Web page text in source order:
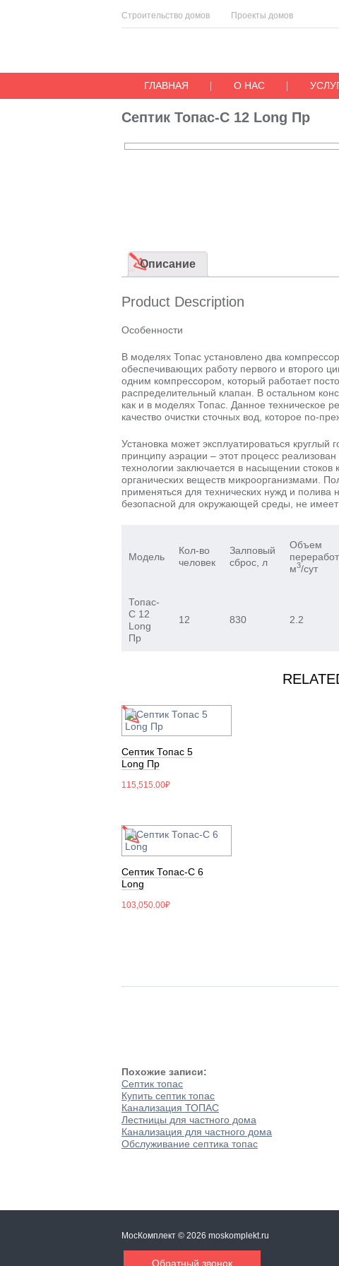
ГЛАВНАЯ О НАС
Строительство домов Проекты домов
Септик Топас-С 12 Long Пр
Описание
Product Description
Особенности
В моделях Топас установлено два
обеспечивающих работу первого и второго
одним компрессором, который работает
распределительный клапан. В остальном
как и в моделях Топас. Данное техническое
качество очистки сточных вод, которое по-
Установка может эксплуатироваться
принципу аэрации – этот процесс
технологии заключается в насыщении
органических веществ микроорганизмами.
применяться для технических нужд и полива
безопасной для окружающей среды, не имеет
Модель
Кол-во
человек
Залповый
сброс, л
Объем
м3/сут
Топас-
С 12
Long
Пр
12 830 2.2
Септик Топас 5
Long Пр
115,515.00₽
Септик Топас-С 6
Long
103,050.00₽
Похожие записи:
Септик топас
Купить септик топас
Канализация ТОПАС
Лестницы для частного дома
Канализация для частного дома
Обслуживание септика топас
МосКомплект © 2026 moskomplekt.ru
Обратный звонок